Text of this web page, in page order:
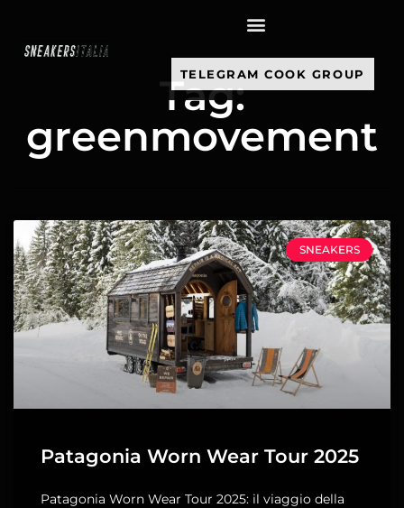
TELEGRAM COOK GROUP
Tag:
greenmovement
SNEAKERS
Patagonia Worn Wear Tour 2025
Patagonia Worn Wear Tour 2025: il viaggio della